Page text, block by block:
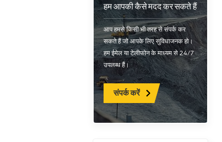
हम आपकी कैसे मदद कर सकते हैं
आप हमसे किसी भी तरह से संपर्क कर
सकते हैं जो आपके लिए सुविधाजनक हो।
हम ईमेल या टेलीफोन के माध्यम से 24/7
उपलब्ध हैं।
संपर्क करें